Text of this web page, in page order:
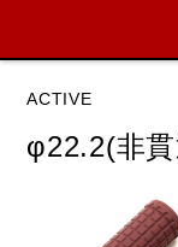
データ
ACTIVE
φ22.2(非